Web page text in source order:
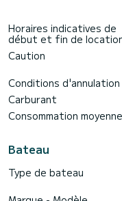
Horaires indicatives de
début et fin de
Caution
Conditions d'annulation
Carburant
Consommation moyenne
Bateau
Type de bateau